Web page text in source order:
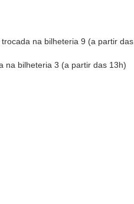
na bilheteria 9 (a partir
na bilheteria 3 (a partir das 13h)